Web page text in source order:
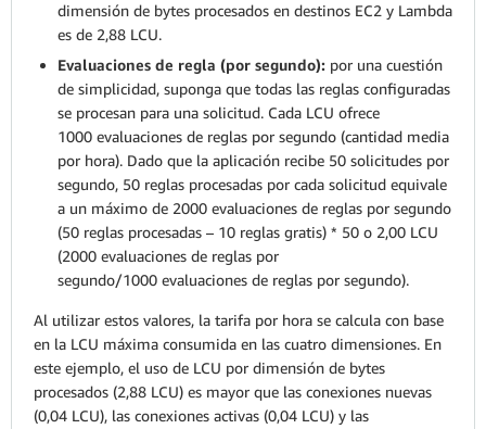
dimensión de bytes procesados en destinos EC2 y Lambda
es de 2,88 LCU.
Evaluaciones de regla (por segundo): por una cuestión
de simplicidad, suponga que todas las reglas configuradas
se procesan para una solicitud. Cada LCU ofrece
1000 evaluaciones de reglas por segundo (cantidad media
por hora). Dado que la aplicación recibe 50 solicitudes por
segundo, 50 reglas procesadas por cada solicitud equivale
a un máximo de 2000 evaluaciones de reglas por segundo
(50 reglas procesadas – 10 reglas gratis) * 50 o 2,00 LCU
(2000 evaluaciones de reglas por
segundo/1000 evaluaciones de reglas por segundo).
Al utilizar estos valores, la tarifa por hora se calcula con base
en la LCU máxima consumida en las cuatro dimensiones. En
este ejemplo, el uso de LCU por dimensión de bytes
procesados (2,88 LCU) es mayor que las conexiones nuevas
(0,04 LCU), las conexiones activas (0,04 LCU) y las